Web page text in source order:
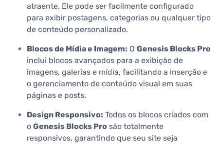
atraente. Ele pode ser facilmente configurado
para exibir postagens, categorias ou qualquer tipo
de conteúdo personalizado.
Blocos de Mídia e Imagem: O Genesis Blocks Pro
inclui blocos avançados para a exibição de
imagens, galerias e mídia, facilitando a inserção e
o gerenciamento de conteúdo visual em suas
páginas e posts.
Design Responsivo: Todos os blocos criados com
o Genesis Blocks Pro são totalmente
responsivos, garantindo que seu site seja